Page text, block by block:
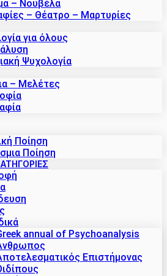
– Νουβέλα
– Θέατρο – Μαρτυρίες
για όλους
Ψυχολογία
– Μελέτες
Ποίηση
Ποίηση
annual of Psychoanalysis
Επιστήμονας